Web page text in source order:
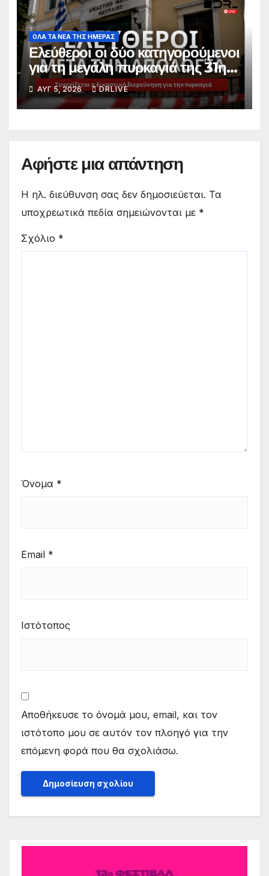
ΟΛΑ ΤΑ ΝΕΑ ΤΗΣ ΗΜΕΡΑΣ
Ελεύθεροι οι δύο κατηγορούμενοι
για τη μεγάλη πυρκαγιά της 31ης
Ιουλίου
ΑΥΓ 5, 2026 DRLIVE
Αφήστε μια απάντηση
Η ηλ. διεύθυνση σας δεν δημοσιεύεται. Τα
υποχρεωτικά πεδία σημειώνονται με *
Σχόλιο *
Όνομα *
Email *
Ιστότοπος
Αποθήκευσε το όνομά μου, email, και τον
ιστότοπο μου σε αυτόν τον πλοηγό για την
επόμενη φορά που θα σχολιάσω.